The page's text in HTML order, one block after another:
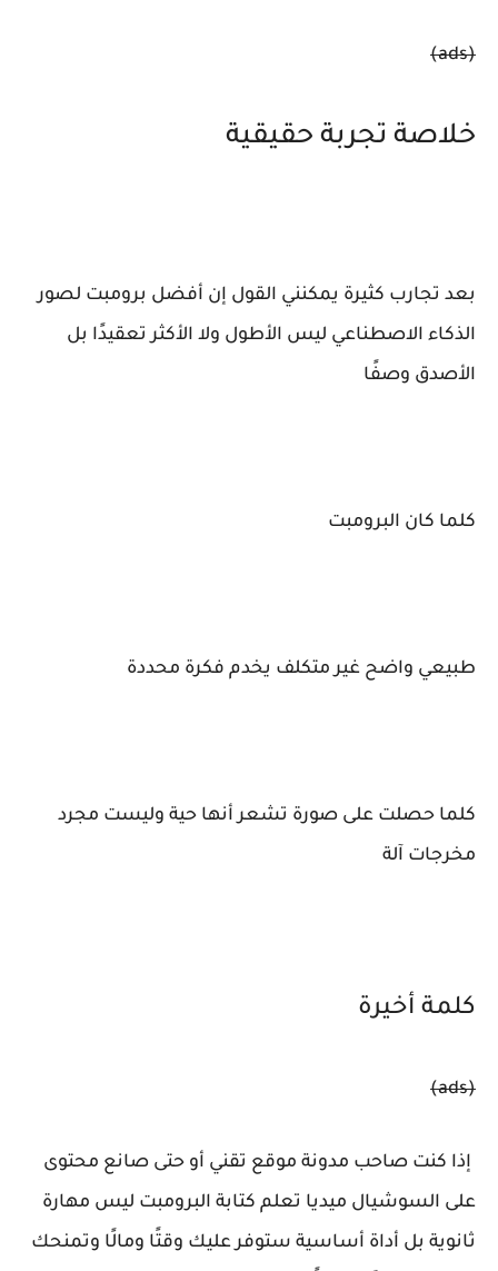
(ads)
خلاصة تجربة حقيقية
بعد تجارب كثيرة يمكنني القول إن أفضل برومبت لصور
الذكاء الاصطناعي ليس الأطول ولا الأكثر تعقيدًا بل
الأصدق وصفًا
كلما كان البرومبت
طبيعي واضح غير متكلف يخدم فكرة محددة
كلما حصلت على صورة تشعر أنها حية وليست مجرد
مخرجات آلة
كلمة أخيرة
(ads)
إذا كنت صاحب مدونة موقع تقني أو حتى صانع محتوى
على السوشيال ميديا تعلم كتابة البرومبت ليس مهارة
ثانوية بل أداة أساسية ستوفر عليك وقتًا ومالًا وتمنحك